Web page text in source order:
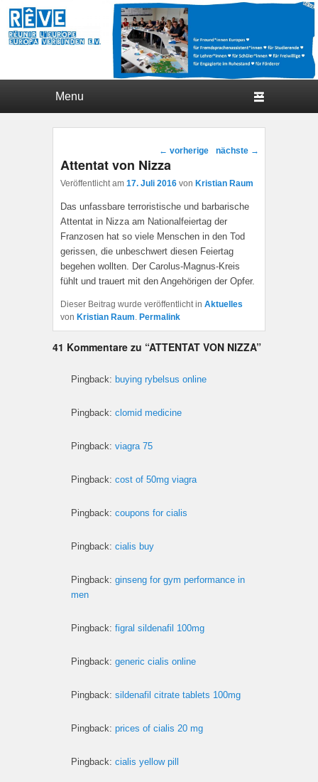
Beitragsnavigation
← vorherige nächste →
Attentat von Nizza
Veröffentlicht am 17. Juli 2016 von Kristian Raum
Das unfassbare terroristische und barbarische
Attentat in Nizza am Nationalfeiertag der
Franzosen hat so viele Menschen in den Tod
gerissen, die unbeschwert diesen Feiertag
begehen wollten. Der Carolus-Magnus-Kreis
fühlt und trauert mit den Angehörigen der Opfer.
Dieser Beitrag wurde veröffentlicht in Aktuelles
von Kristian Raum. Permalink
41 Kommentare zu “ATTENTAT VON NIZZA”
Pingback: buying rybelsus online
Pingback: clomid medicine
Pingback: viagra 75
Pingback: cost of 50mg viagra
Pingback: coupons for cialis
Pingback: cialis buy
Pingback: ginseng for gym performance in
men
Pingback: figral sildenafil 100mg
Pingback: generic cialis online
Pingback: sildenafil citrate tablets 100mg
Pingback: prices of cialis 20 mg
Pingback: cialis yellow pill